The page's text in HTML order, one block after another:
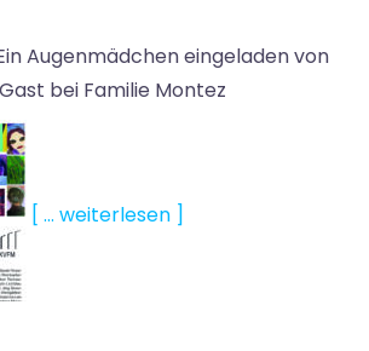
Augenmädchen eingeladen von
bei Familie Montez
[ … weiterlesen ]